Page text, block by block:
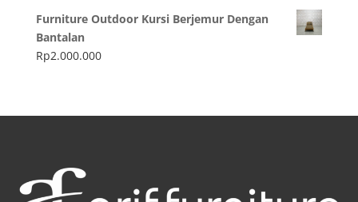
Furniture Outdoor Kursi Berjemur Dengan
Bantalan
Rp2.000.000